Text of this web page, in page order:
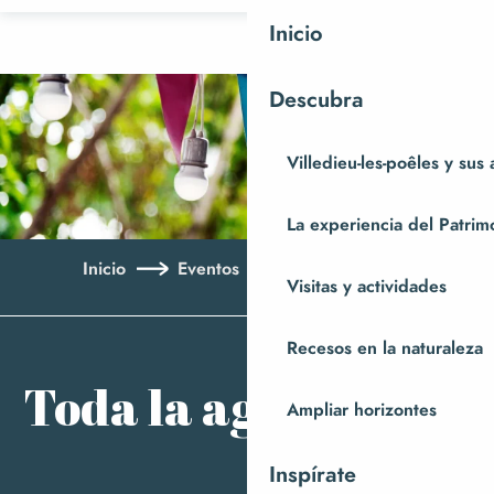
contenu
principal
Inicio
Descubra
Villedieu-les-poêles y sus
La experiencia del
Visitas y actividades
Recesos en la naturaleza
Ampliar horizontes
Inspírate
Inicio Eventos
Toda la agenda